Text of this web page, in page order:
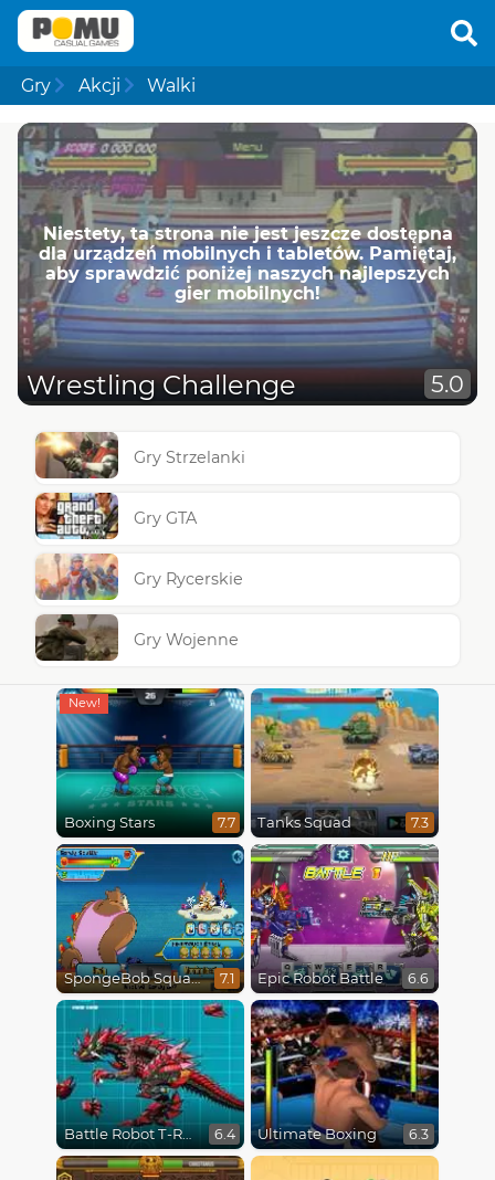
Gry Akcji Walki
Niestety, ta strona nie jest jeszcze dostępna
dla urządzeń mobilnych i tabletów. Pamiętaj,
aby sprawdzić poniżej naszych najlepszych
gier mobilnych!
Wrestling Challenge 5.0
Gry Strzelanki
Gry GTA
Gry Rycerskie
Gry Wojenne
Boxing Stars 7.7 Tanks Squad 7.3
SpongeBob SquarePants : Monster Island Adventures 7.1 Epic Robot Battle 6.6
Battle Robot T-Rex Age 6.4 Ultimate Boxing 6.3